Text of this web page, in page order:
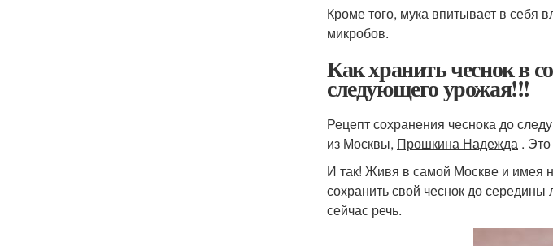
Кроме того, мука впитывает в себя
микробов.
Как хранить чеснок в
следующего урожая!!!
Рецепт сохранения чеснока до
из Москвы, Прошкина Надежда .
И так! Живя в самой Москве и имея
сохранить свой чеснок до середины
сейчас речь.